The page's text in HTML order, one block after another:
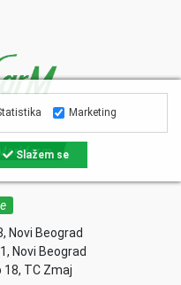
Novi Beograd
Novi Beograd
TC Zmaj
Marketing
Slažem se